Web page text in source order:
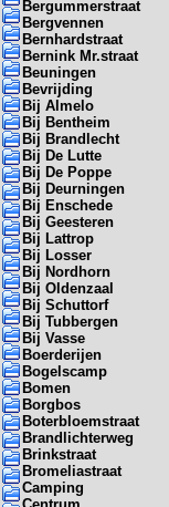
Bergummerstraat
Bergvennen
Bernhardstraat
Bernink Mr.straat
Beuningen
Bevrijding
Bij Almelo
Bij Bentheim
Bij Brandlecht
Bij De Lutte
Bij De Poppe
Bij Deurningen
Bij Enschede
Bij Geesteren
Bij Lattrop
Bij Losser
Bij Nordhorn
Bij Oldenzaal
Bij Schuttorf
Bij Tubbergen
Bij Vasse
Boerderijen
Bogelscamp
Bomen
Borgbos
Boterbloemstraat
Brandlichterweg
Brinkstraat
Bromeliastraat
Camping